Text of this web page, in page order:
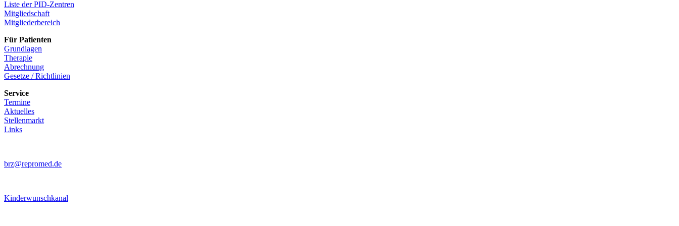
Liste der PID-Zentren
Mitgliedschaft
Mitgliederbereich
Für Patienten
Grundlagen
Therapie
Abrechnung
Gesetze / Richtlinien
Service
Termine
Aktuelles
Stellenmarkt
Links
brz@repromed.de
Kinderwunschkanal